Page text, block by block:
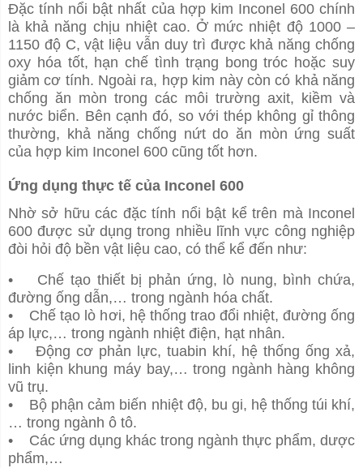
Đặc tính nổi bật nhất của hợp kim Inconel 600 chính
là khả năng chịu nhiệt cao. Ở mức nhiệt độ 1000 –
1150 độ C, vật liệu vẫn duy trì được khả năng chống
oxy hóa tốt, hạn chế tình trạng bong tróc hoặc suy
giảm cơ tính. Ngoài ra, hợp kim này còn có khả năng
chống ăn mòn trong các môi trường axit, kiềm và
nước biển. Bên cạnh đó, so với thép không gỉ thông
thường, khả năng chống nứt do ăn mòn ứng suất
của hợp kim Inconel 600 cũng tốt hơn.
Ứng dụng thực tế của Inconel 600
Nhờ sở hữu các đặc tính nổi bật kể trên mà Inconel
600 được sử dụng trong nhiều lĩnh vực công nghiệp
đòi hỏi độ bền vật liệu cao, có thể kể đến như:
• Chế tạo thiết bị phản ứng, lò nung, bình chứa,
đường ống dẫn,… trong ngành hóa chất.
• Chế tạo lò hơi, hệ thống trao đổi nhiệt, đường ống
áp lực,… trong ngành nhiệt điện, hạt nhân.
• Động cơ phản lực, tuabin khí, hệ thống ống xả,
linh kiện khung máy bay,… trong ngành hàng không
vũ trụ.
• Bộ phận cảm biến nhiệt độ, bu gi, hệ thống túi khí,
… trong ngành ô tô.
• Các ứng dụng khác trong ngành thực phẩm, dược
phẩm,…